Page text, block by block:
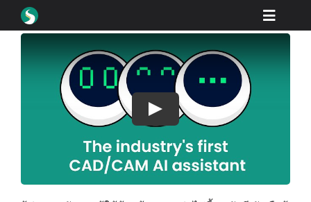
content
Toggle
ดาวน์โหลด
Play